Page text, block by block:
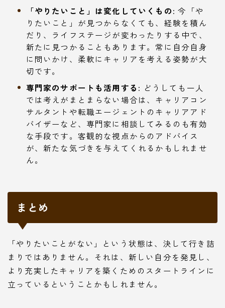
「やりたいこと」は変化していくもの: 今「や
りたいこと」が見つからなくても、経験を積ん
だり、ライフステージが変わったりする中で、
新たに見つかることもあります。常に自分自身
に問いかけ、柔軟にキャリアを考える姿勢が大
切です。
専門家のサポートも活用する: どうしても一人
では考えがまとまらない場合は、キャリアコン
サルタントや転職エージェントのキャリアアド
バイザーなど、専門家に相談してみるのも有効
な手段です。客観的な視点からのアドバイス
が、新たな気づきを与えてくれるかもしれませ
ん。
まとめ
「やりたいことがない」という状態は、決して行き詰
まりではありません。それは、新しい自分を発見し、
より充実したキャリアを築くためのスタートラインに
立っているということかもしれません。